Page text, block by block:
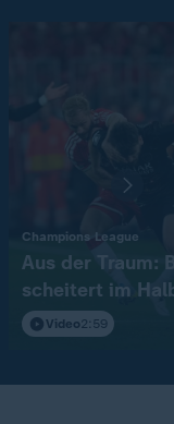
Champions League
Aus der Traum:
scheitert im
Video2:59